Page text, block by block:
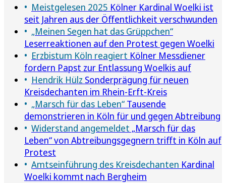
Meistgelesen 2025 Kölner Kardinal Woelki ist
seit Jahren aus der Öffentlichkeit verschwunden
„Meinen Segen hat das Grüppchen“
Leserreaktionen auf den Protest gegen Woelki
Erzbistum Köln reagiert Kölner Messdiener
fordern Papst zur Entlassung Woelkis auf
Hendrik Hülz Sonderprägung für neuen
Kreisdechanten im Rhein-Erft-Kreis
„Marsch für das Leben“ Tausende
demonstrieren in Köln für und gegen Abtreibung
Widerstand angemeldet „Marsch für das
Leben“ von Abtreibungsgegnern trifft in Köln auf
Protest
Amtseinführung des Kreisdechanten Kardinal
Woelki kommt nach Bergheim